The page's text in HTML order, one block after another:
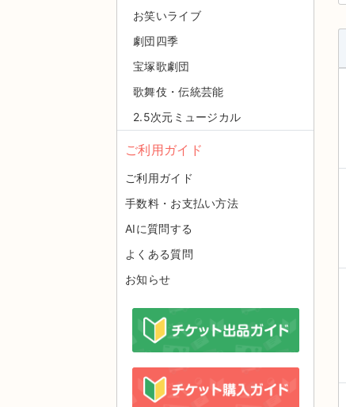
お笑いライブ
劇団四季
宝塚歌劇団
歌舞伎・伝統芸能
2.5次元ミュージカル
ご利用ガイド
ご利用ガイド
手数料・お支払い方法
AIに質問する
よくある質問
お知らせ